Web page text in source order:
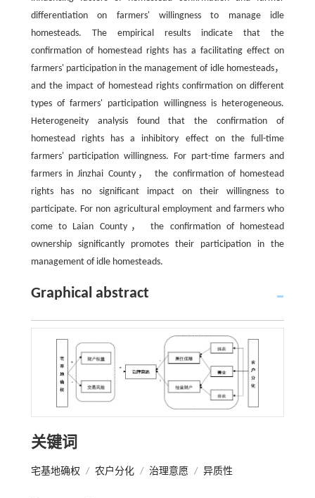
differentiation on farmers' willingness to manage idle
homesteads. The empirical results indicate that the
confirmation of homestead rights has a facilitating effect on
farmers' participation in the management of idle homesteads，
and the impact of homestead rights confirmation on different
types of farmers' participation willingness is heterogeneous.
Heterogeneity analysis found that the confirmation of
homestead rights has a inhibitory effect on the full-time
farmers' participation willingness. For part-time farmers and
farmers in Jinzhai County， the confirmation of homestead
rights has no significant impact on their willingness to
participate. For non agricultural employment and farmers who
come to Laian County， the confirmation of homestead
ownership significantly promotes their participation in the
management of idle homesteads.
Graphical abstract
关键词
宅基地确权 / 农户分化 / 治理意愿 / 异质性